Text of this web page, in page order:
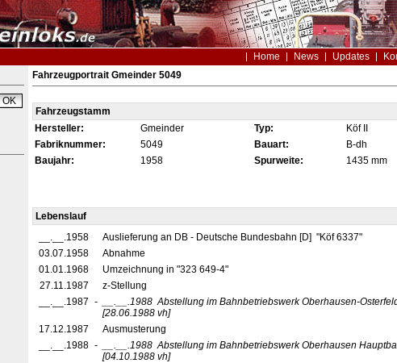
Home News Updates
Fahrzeugportrait Gmeinder 5049
Fahrzeugstamm
Hersteller:
Gmeinder Typ: Köf II
Fabriknummer:
5049 Bauart: B-dh
Baujahr:
1958 Spurweite: 1435 mm
Lebenslauf
__.__.1958
Auslieferung an DB - Deutsche Bundesbahn [D] "Köf 6337"
03.07.1958
Abnahme
01.01.1968
Umzeichnung in "323 649-4"
27.11.1987
z-Stellung
__.__.1987 - __.__.1988 Abstellung im Bahnbetriebswerk Oberhausen-
[28.06.1988 vh]
17.12.1987
Ausmusterung
__.__.1988 - __.__.1988 Abstellung im Bahnbetriebswerk Oberhausen
[04.10.1988 vh]